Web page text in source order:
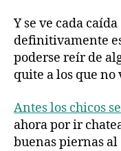
Y se ve cada
definitivamente
poderse reír de
quite a los que
Antes los chicos
ahora por ir
buenas piernas al